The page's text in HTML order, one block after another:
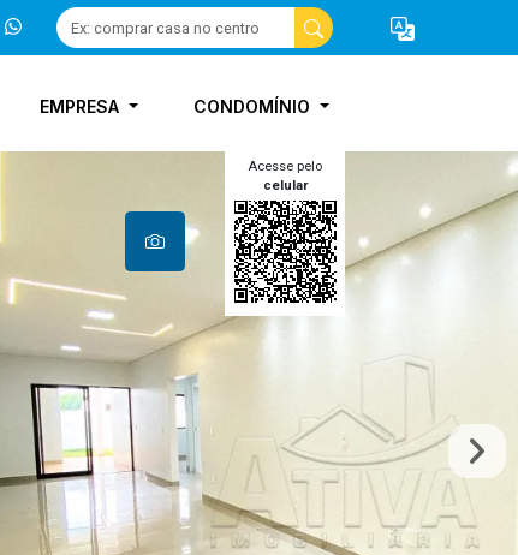
EMPRESA CONDOMÍNIO
Acesse pelo
celular